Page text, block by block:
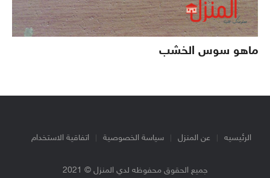
ماهو سوس الخشب
الرئيسيه عن المنزل سياسة الخصوصية اتفاقية الاستخدام
جميع الحقوق محفوظه لدي المنزل © 2021